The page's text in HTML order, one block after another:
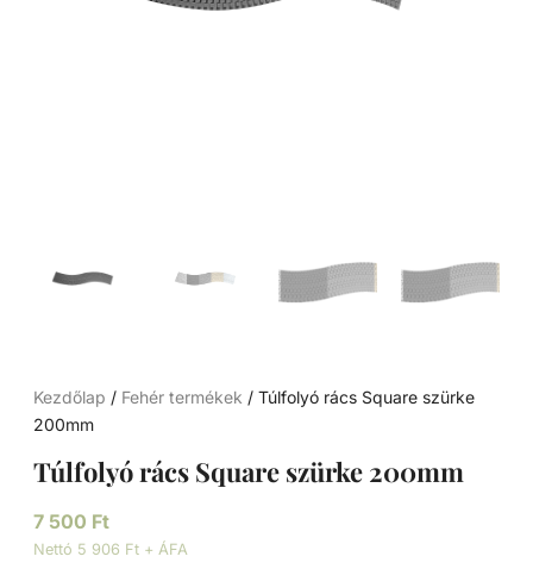
Kezdőlap / Fehér termékek / Túlfolyó rács Square szürke
200mm
Túlfolyó rács Square szürke 200mm
7 500 Ft
Nettó 5 906 Ft + ÁFA